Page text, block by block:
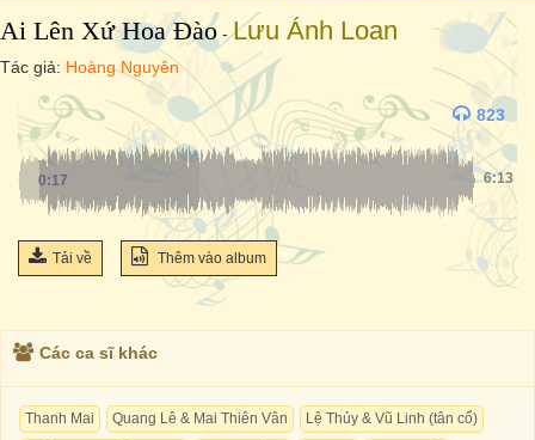
Ai Lên Xứ Hoa Đào -Lưu Ánh Loan
Tác giả: Hoàng Nguyên
823
6:13
0:17
Tải về Thêm vào album
Các ca sĩ khác
Thanh Mai Quang Lê & Mai Thiên Vân
Lệ Thủy & Vũ Linh (tân cổ)